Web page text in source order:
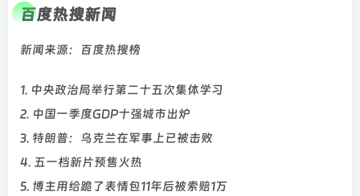
百度热搜新闻
新闻来源：百度热搜榜
1. 中央政治局举行第二十五次集体学习
2. 中国一季度GDP十强城市出炉
3. 特朗普：乌克兰在军事上已被击败
4. 五一档新片预售火热
5. 博主用给跪了表情包11年后被索赔1万